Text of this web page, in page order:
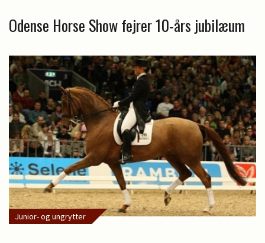
Odense Horse Show fejrer 10-års jubilæum
Junior- og ungrytter